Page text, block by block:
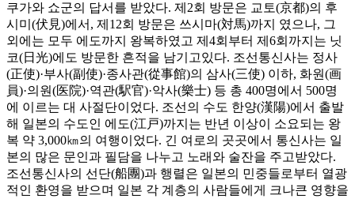
쿠가와 쇼군의 답서를 받았다. 제2회 방문은 교토(京都)의 후
시미(伏見)에서, 제12회 방문은 쓰시마(対馬)까지 였으나, 그
외에는 모두 에도까지 왕복하였고 제4회부터 제6회까지는 닛
코(日光)에도 방문한 흔적을 남기고있다. 조선통신사는 정사
(正使)·부사(副使)·종사관(從事館)의 삼사(三使) 이하, 화원(画
員)·의원(医院)·역관(駅官)·악사(樂士) 등 총 400명에서 500명
에 이르는 대 사절단이었다. 조선의 수도 한양(漢陽)에서 출발
해 일본의 수도인 에도(江戸)까지는 반년 이상이 소요되는 왕
복 약 3,000㎞의 여행이었다. 긴 여로의 곳곳에서 통신사는 일
본의 많은 문인과 필담을 나누고 노래와 술잔을 주고받았다.
조선통신사의 선단(船團)과 행렬은 일본의 민중들로부터 열광
적인 환영을 받으며 일본 각 계층의 사람들에게 크나큰 영향을